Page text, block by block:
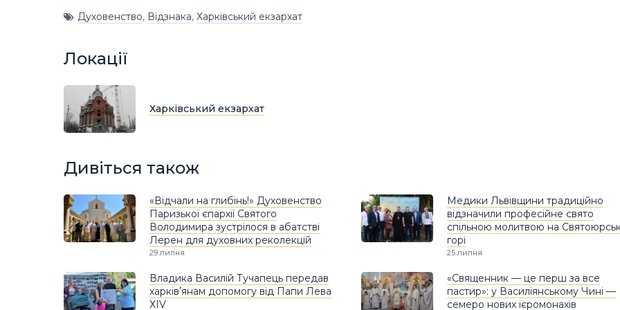
Духовенство, Відзнака, Харківський екзархат
Локації
Харківський екзархат
Дивіться також
«Відчали на глибінь!» Духовенство
Паризької єпархії Святого
Володимира зустрілося в абатстві
Лерен для духовних реколекцій
29 липня
Медики Львівщини традиційно
відзначили професійне свято
спільною молитвою на
горі
25 липня
Владика Василій Тучапець передав
харківʼянам допомогу від Папи Лева
ХIV
«Священник — це перш за все
пастир»: у Василіянському Чині —
семеро нових ієромонахів